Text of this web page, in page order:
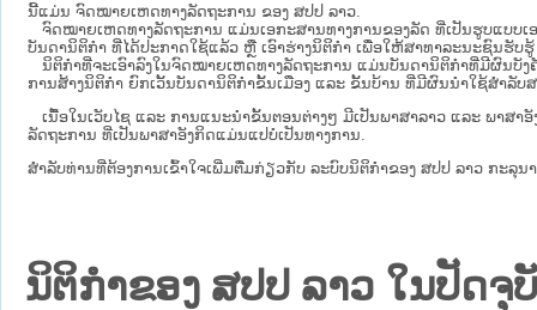
ນີ້ແມ່ນ ຈົດໝາຍເຫດທາງລັດຖະການ ຂອງ ສປປ ລາວ.
ຈົດໝາຍເຫດທາງລັດຖະການ ແມ່ນ​ເອ​ກະ​ສານ​ທາງ​ການ​ຂອງ​ລັດ ທີ່​ເປັນ​ຮູບ​ແບບ​ເ
ບັນ​ດາ​ນິ​ຕິ​ກຳ ທີ່ໄດ້ປະກາດໃຊ້ແລ້ວ ຫຼື ເອົາຮ່າງນິຕິກໍາ ເພື່ອໃຫ້​ສາ​ທາ​ລະ​ນະ​ຊົນ​ຮັບ​
ນິ​ຕິ​ກຳ​ທີ່​ຈະ​ເອົາ​ລົງ​ໃນ​ຈົດ​ໝາຍ​ເຫດ​ທາງ​ລັດ​ຖະ​ການ ​ແມ່ນ​ບັນ​ດາ​ນິ​ຕິ​ກຳ​ທີ່​ມີ​ຜົນ​ບັ
ການ​ສ້າງ​ນິ​ຕິ​ກຳ ຍົກ​ເວັ້ນ​ບັນ​ດານິ​ຕິ​ກຳ​ຂັ້ນ​ເມືອງ ແລະ ຂັ້ນ​ບ້ານ ​ທີ່​ມີ​ຜົນ​ນຳ​ໃຊ້​ສຳ​ລັບ​
ເນື້ອໃນ​ເວັບ​ໄຊ​ ແລະ ການແນະນໍາຂັ້ນຕອນຕ່າງໆ ມີເປັນພາສາລາວ ແລະ ພາສາ
ລັດຖະການ ທີ່ເປັນພາສາອັງກິດແມ່ນແປບໍ່ເປັນທາງການ.
ສໍາລັບທ່ານທີ່ຕ້ອງການເຂົ້າໃຈເພີ່ມຕື່ມກ່ຽວກັບ ລະບົບນິຕິກຳຂອງ ສປປ ລາວ ກະລຸນ
ນິຕິກຳຂອງ ສປປ ລາວ ໃນປັດ